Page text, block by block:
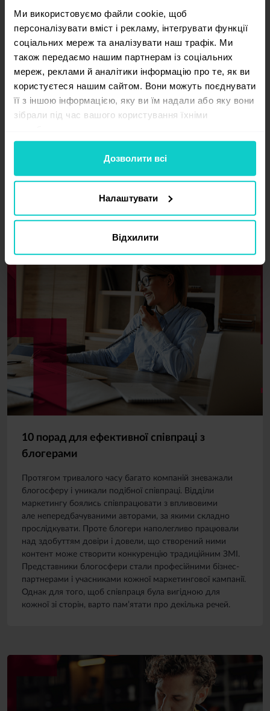
Ми використовуємо файли cookie, щоб
персоналізувати вміст і рекламу, інтегрувати функції
соціальних мереж та аналізувати наш трафік. Ми
також передаємо нашим партнерам із соціальних
мереж, реклами й аналітики інформацію про те, як ви
користуєтеся нашим сайтом. Вони можуть поєднувати
її з іншою інформацією, яку ви їм надали або яку вони
зібрали під час вашого користування їхніми
Дозволити всі
Налаштувати
Відхилити
10 причин чому варто створити блог
компанії
Блог компанії – це популярна форма вхідного
маркетингу. Він дозволяє використовувати нові
кампаніями. Цей тип маркетингу є чудовим способом
компанія, напишіть про це в блозі. Ось 10 причин чому
10 порад для ефективної співпраці з
блогерами
Протягом тривалого часу багато компаній зневажали
блогосферу і уникали подібної співпраці. Відділи
маркетингу боялись співпрацювати з впливовими
але непередбачуваними авторами, за якими складно
прослідкувати. Проте блогери наполегливо працювали
над здобуттям довіри і довели, що створений ними
контент може створити конкуренцію традиційним ЗМІ.
Представники блогосфери стали професійними бізнес-
партнерами і учасниками кожної маркетингової кампанії.
Однак для того, щоб співпраця була вигідною для
кожної зі сторін, варто пам’ятати про декілька речей.